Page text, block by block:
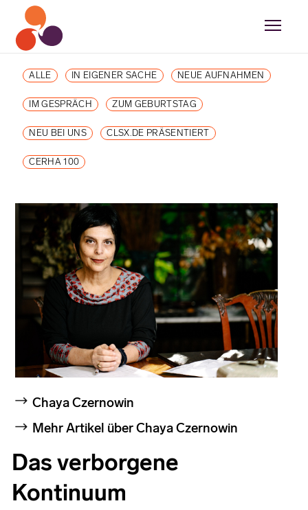
ALLE IN EIGENER SACHE NEUE AUFNAHMEN
IM GESPRÄCH ZUM GEBURTSTAG
NEU BEI UNS CLSX.DE PRÄSENTIERT
CERHA 100
Chaya Czernowin
Mehr Artikel über Chaya Czernowin
Das verborgene
Kontinuum